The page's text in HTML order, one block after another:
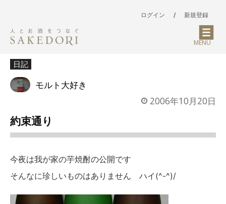
ログイン / 新規登録
MENU
日記
モルト大好き
2006年10月20日
約束通り
今夜は我が家の芋焼酎の公開です
そんなに珍しいものはありません ハイ(^-^)/